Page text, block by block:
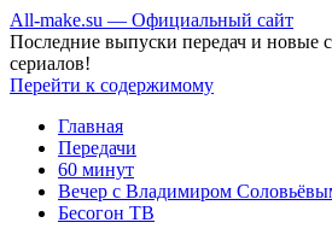
All-make.su — Официальный сайт
Последние выпуски передач и новые
сериалов!
Перейти к содержимому
Главная
Передачи
60 минут
Вечер с Владимиром
Бесогон ТВ